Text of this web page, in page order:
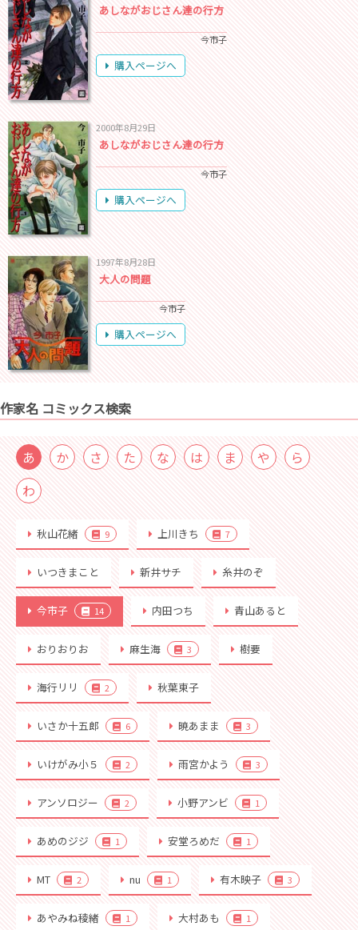
あしながおじさん達の行方
今市子
購入ページへ
2000年8月29日
あしながおじさん達の行方
今市子
購入ページへ
1997年8月28日
大人の問題
今市子
購入ページへ
作家名 コミックス検索
あ か さ た な は ま や
ら
わ
秋山花緒 9 上川きち 7
いつきまこと 新井サチ 糸井のぞ
今市子 14 内田つち 青山あると
おりおりお 麻生海 3 樹要
海行リリ 2 秋葉東子
いさか十五郎 6 暁あまま 3
いけがみ小５ 2 雨宮かよう 3
アンソロジー 2 小野アンビ 1
あめのジジ 1 安堂ろめだ 1
MT 2 nu 1 有木映子 3
あやみね稜緒 1 大村あも 1